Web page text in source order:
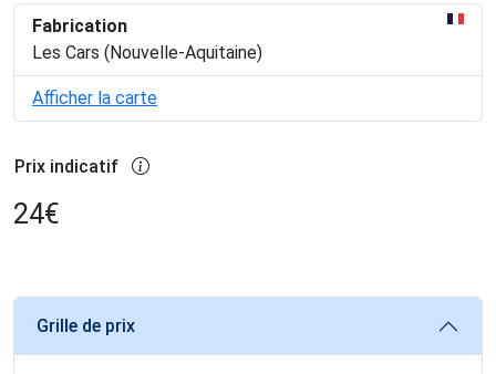
Fabrication
Les Cars (Nouvelle-Aquitaine)
Afficher la carte
Prix indicatif
24€
Grille de prix